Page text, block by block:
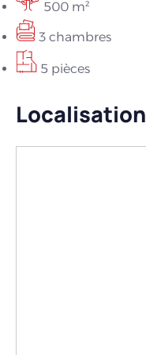
500 m²
3 chambres
5 pièces
Localisation